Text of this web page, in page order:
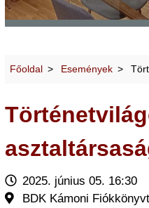
Főoldal Események
2025. június 05. 16:30
BDK Kámoni